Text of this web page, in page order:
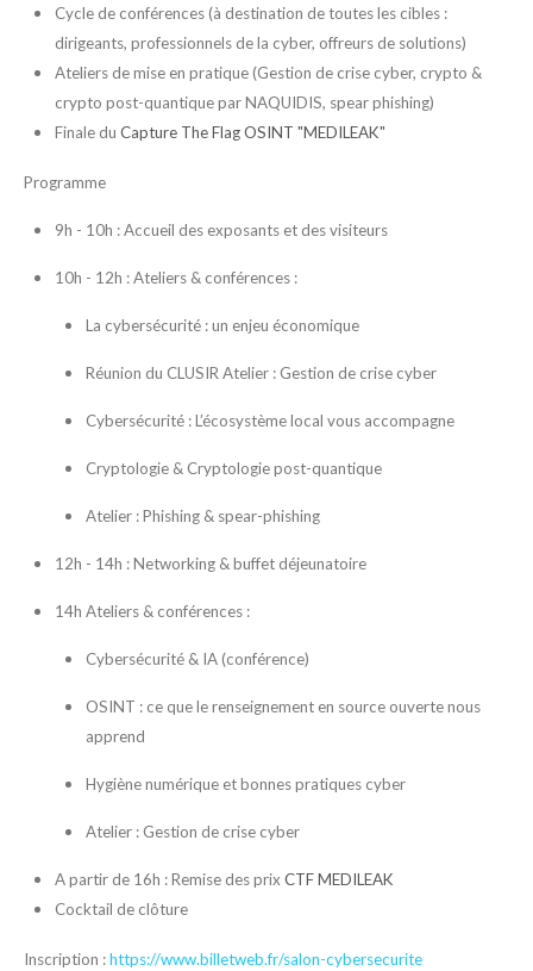
Cycle de conférences (à destination de toutes les cibles :
dirigeants, professionnels de la cyber, offreurs de solutions)
Ateliers de mise en pratique (Gestion de crise cyber, crypto &
crypto post-quantique par NAQUIDIS, spear phishing)
Finale du Capture The Flag OSINT "MEDILEAK"
Programme
9h - 10h : Accueil des exposants et des visiteurs
10h - 12h : Ateliers & conférences :
La cybersécurité : un enjeu économique
Réunion du CLUSIR Atelier : Gestion de crise cyber
Cybersécurité : L’écosystème local vous accompagne
Cryptologie & Cryptologie post-quantique
Atelier : Phishing & spear-phishing
12h - 14h : Networking & buffet déjeunatoire
14h Ateliers & conférences :
Cybersécurité & IA (conférence)
OSINT : ce que le renseignement en source ouverte nous
apprend
Hygiène numérique et bonnes pratiques cyber
Atelier : Gestion de crise cyber
A partir de 16h : Remise des prix CTF MEDILEAK
Cocktail de clôture
Inscription :https://www.billetweb.fr/salon-cybersecurite